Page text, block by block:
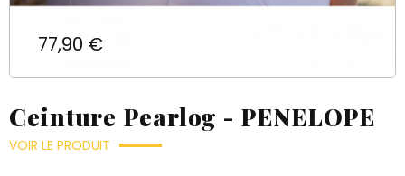
Prix
77,90 €
Ceinture Pearlog - PENELOPE
VOIR LE PRODUIT